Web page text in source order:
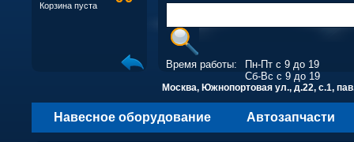
Корзина пуста
Время работы:
Пн-Пт с 9 до 19
Сб-Вс с 9 до 19
Москва, Южнопортовая ул., д.22, с.1,
Навесное оборудование Автозапчасти